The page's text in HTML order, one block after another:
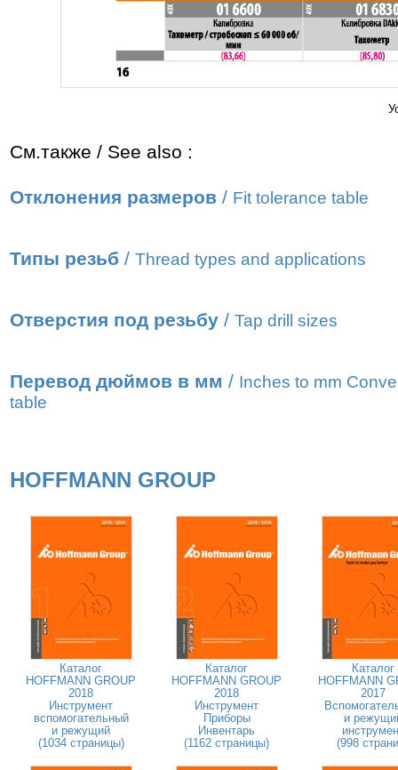
См.также / See also :
Отклонения размеров / Fit tolerance table
Типы резьб / Thread types and applications
Отверстия под резьбу / Tap drill sizes
Перевод дюймов в мм / Inches to mm
table
HOFFMANN GROUP
Каталог
HOFFMANN GROUP
2018
Инструмент
вспомогательный
и режущий
(1034 страницы)
Каталог
HOFFMANN GROUP
2018
Инструмент
Приборы
Инвентарь
(1162 страницы)
Каталог
HOFFMANN
2017
и
(998